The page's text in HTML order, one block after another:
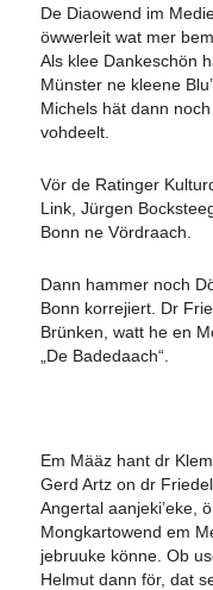
De Diaowend im
öwwerleit wat mer
Als klee Dankeschön
Münster ne kleene
Michels hät dann
vohdeelt.
Vör de Ratinger
Link, Jürgen
Bonn ne Vördraach.
Dann hammer noch
Bonn korrejiert. Dr
Brünken, watt he en
„De Badedaach“.
Em Määz hant dr
Gerd Artz on dr
Angertal aanjeki’eke,
Mongkartowend em
jebruuke könne. Ob
Helmut dann för, dat